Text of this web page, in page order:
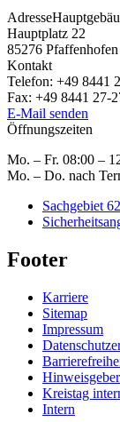
Adresse
Hauptplatz 22
85276
Kontakt
Telefon: +49 8441
Fax: +49 8441 27-
E-Mail senden
Öffnungszeiten
Mo. – Fr. 08:00 –
Mo. – Do. nach
Sachgebiet
Footer
Karriere
Sitemap
Impressum
Kreistag
Intern